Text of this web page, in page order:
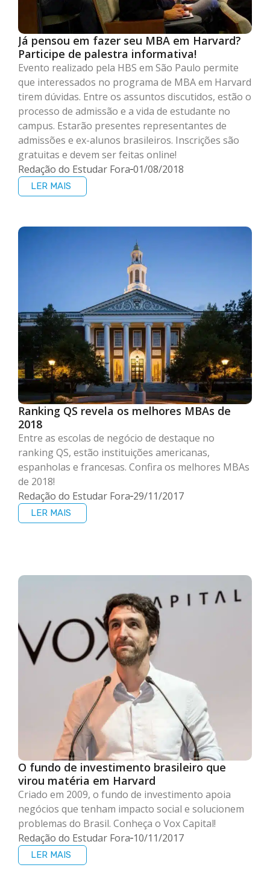
Já pensou em fazer seu MBA em Harvard?
Participe de palestra informativa!
Evento realizado pela HBS em São Paulo permite
que interessados no programa de MBA em Harvard
tirem dúvidas. Entre os assuntos discutidos, estão o
processo de admissão e a vida de estudante no
campus. Estarão presentes representantes de
admissões e ex-alunos brasileiros. Inscrições são
gratuitas e devem ser feitas online!
Redação do Estudar Fora 01/08/2018
LER MAIS
Ranking QS revela os melhores MBAs de
2018
Entre as escolas de negócio de destaque no
ranking QS, estão instituições americanas,
espanholas e francesas. Confira os melhores MBAs
de 2018!
Redação do Estudar Fora 29/11/2017
LER MAIS
O fundo de investimento brasileiro que
virou matéria em Harvard
Criado em 2009, o fundo de investimento apoia
negócios que tenham impacto social e solucionem
problemas do Brasil. Conheça o Vox Capital!
Redação do Estudar Fora 10/11/2017
LER MAIS